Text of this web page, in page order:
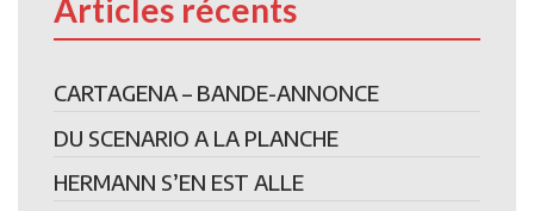
Articles récents
CARTAGENA – BANDE-ANNONCE
DU SCENARIO A LA PLANCHE
HERMANN S’EN EST ALLE